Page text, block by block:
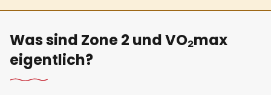
Was sind Zone 2 und VO₂max
eigentlich?